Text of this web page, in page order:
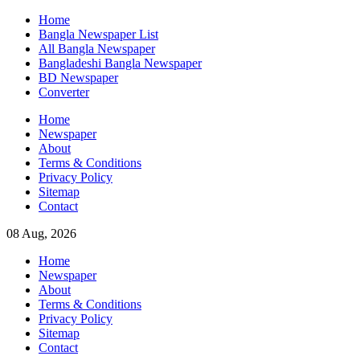
Skip
content
Home
Bangla Newspaper List
All Bangla Newspaper
Bangladeshi Bangla Newspaper
BD Newspaper
Converter
Home
Newspaper
About
Terms & Conditions
Privacy Policy
Sitemap
Contact
08 Aug, 2026
Home
Newspaper
About
Terms & Conditions
Privacy Policy
Sitemap
Contact